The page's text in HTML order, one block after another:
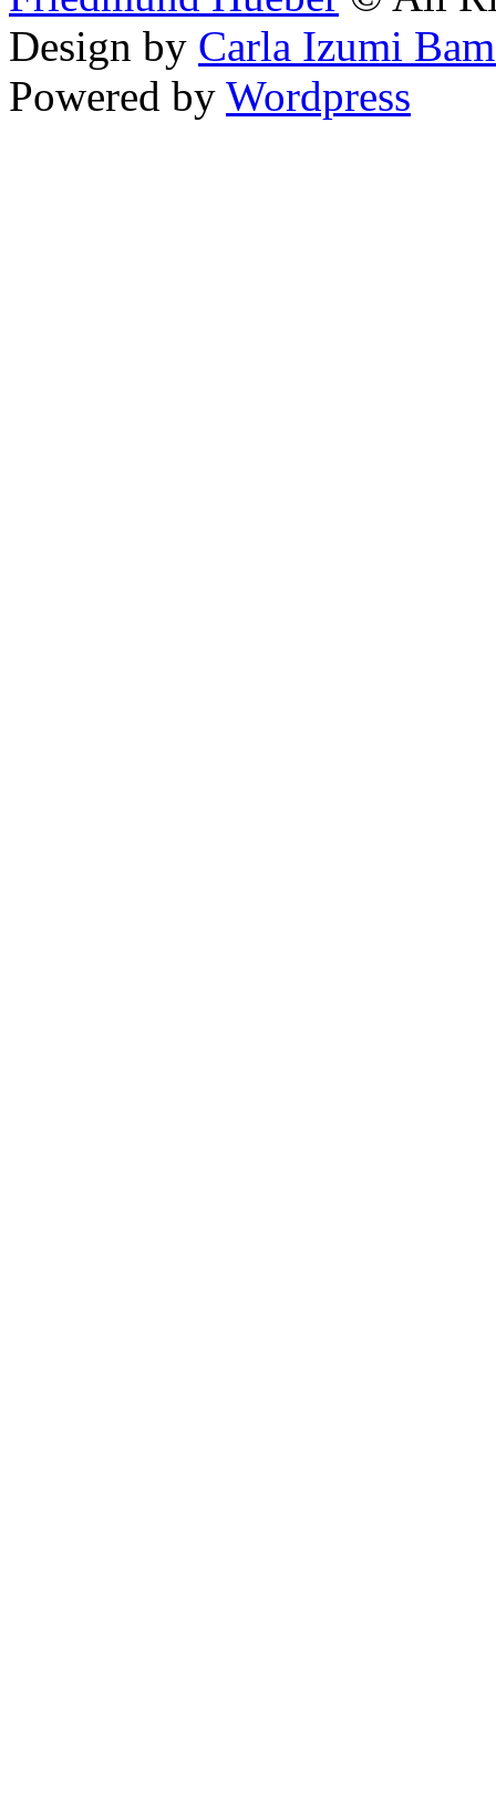
Design by Carla Izumi
Powered by Wordpress